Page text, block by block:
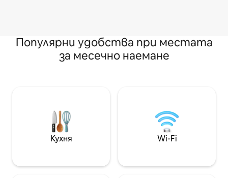
Популярни удобства при местата
за месечно наемане
Кухня Wi-Fi